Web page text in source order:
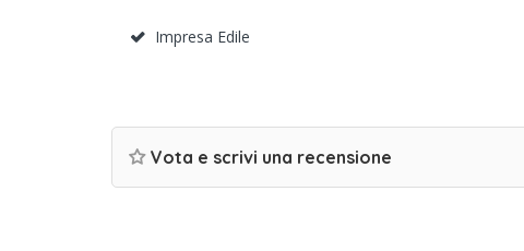
Impresa Edile
Vota e scrivi una recensione